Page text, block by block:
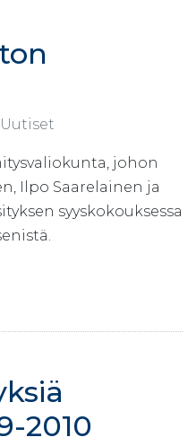
Uutiset
johon
Ilpo Saarelainen ja
syyskokouksessa
2010